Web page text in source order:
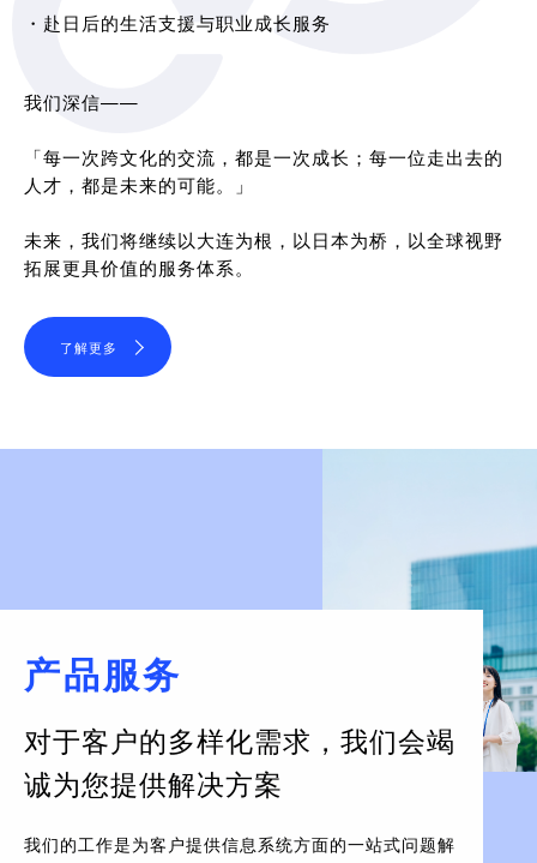
・赴日后的生活支援与职业成长服务
我们深信——
「每一次跨文化的交流，都是一次成长；每一位走出去的
人才，都是未来的可能。」
未来，我们将继续以大连为根，以日本为桥，以全球视野
拓展更具价值的服务体系。
了解更多
产品服务
对于客户的多样化需求， 我们会竭
诚为您提供解决方案
我们的工作是为客户提供信息系统方面的一站式问题解